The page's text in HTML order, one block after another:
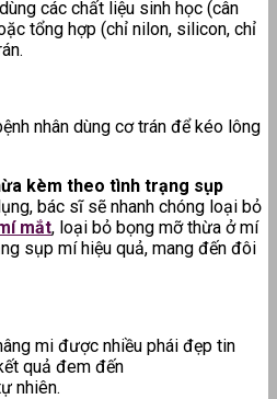
các chất liệu sinh học (cân
tổng hợp (chỉ nilon, silicon, chỉ
nhân dùng cơ trán để kéo lông
kèm theo tình trạng sụp
bác sĩ sẽ nhanh chóng loại bỏ
mắt, loại bỏ bọng mỡ thừa ở mí
sụp mí hiệu quả, mang đến đôi
mi được nhiều phái đẹp tin
quả đem đến
nhiên.